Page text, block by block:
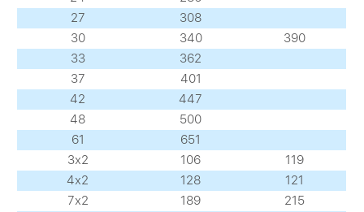
27
308
30
340
390
33
362
37
401
42
447
48
500
61
651
3х2
106
119
4х2
128
121
7х2
189
215